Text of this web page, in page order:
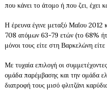
που κάνει το άτομο ή που ζει, έχει
Η έρευνα έγινε μεταξύ Μαΐου
708 ατόμων 63-79 ετών (το 68%
μόνοι τους είτε στη Βαρκελώνη
Με τυχαία επιλογή οι
ομάδα παρέμβασης και την ομάδα
διατροφή τους μισό φλιτζάνι